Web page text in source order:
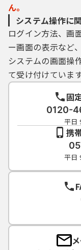
ん。
システム操作に
ログイン方法、画
ー画面の表示など、
システムの画面操
て受け付けています
固
0120-
平日
携
平日